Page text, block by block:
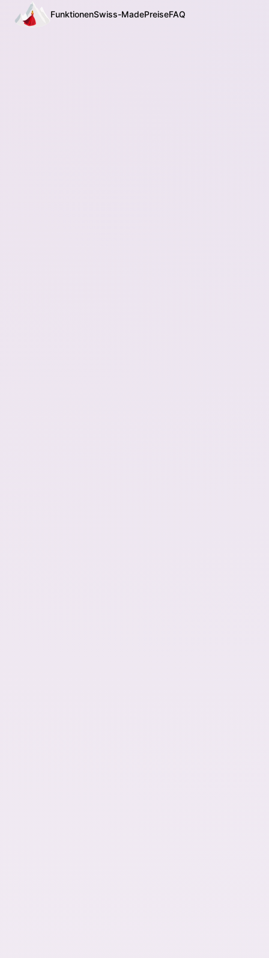
FunktionenSwiss-MadePreiseFAQ